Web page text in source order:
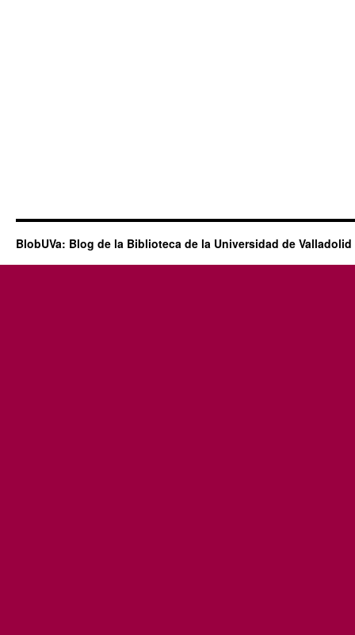
BlobUVa: Blog de la Biblioteca de la Universidad de Valladolid